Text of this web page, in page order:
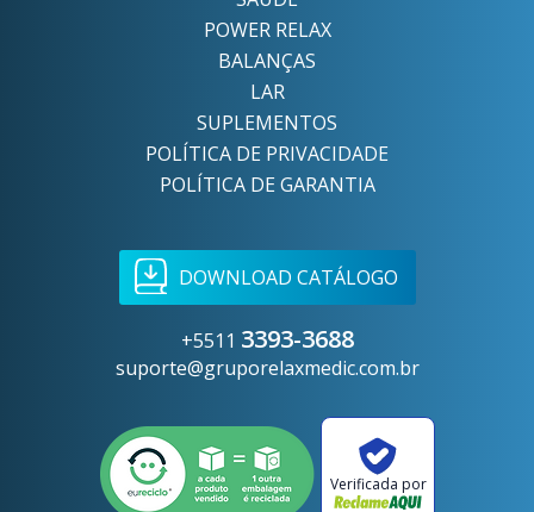
POWER RELAX
BALANÇAS
LAR
SUPLEMENTOS
POLÍTICA DE PRIVACIDADE
POLÍTICA DE GARANTIA
DOWNLOAD CATÁLOGO
+5511 3393-3688
suporte@gruporelaxmedic.com.br
Verificada por